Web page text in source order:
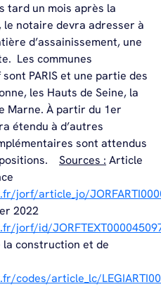
tard un mois après la
le notaire devra adresser à
d’assainissement, une
Les communes
PARIS et une partie des
les Hauts de Seine, la
Marne. À partir du 1er
étendu à d’autres
sont attendus
Sources : Article
jorf/article_jo/
2022
jorf/id/
la construction et de
codes/article_lc/